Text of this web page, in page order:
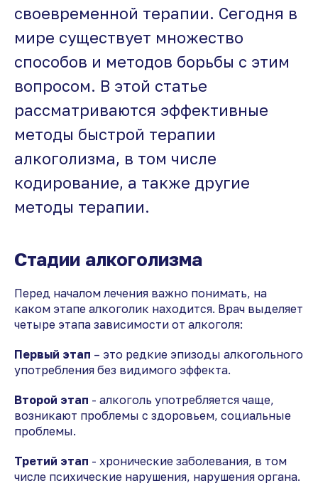
своевременной терапии. Сегодня в
мире существует множество
способов и методов борьбы с этим
вопросом. В этой статье
рассматриваются эффективные
методы быстрой терапии
алкоголизма, в том числе
кодирование, а также другие
методы терапии.
Стадии алкоголизма
Перед началом лечения важно понимать, на
каком этапе алкоголик находится. Врач выделяет
четыре этапа зависимости от алкоголя:
Первый этап – это редкие эпизоды алкогольного
употребления без видимого эффекта.
Второй этап - алкоголь употребляется чаще,
возникают проблемы с здоровьем, социальные
проблемы.
Третий этап - хронические заболевания, в том
числе психические нарушения, нарушения органа.